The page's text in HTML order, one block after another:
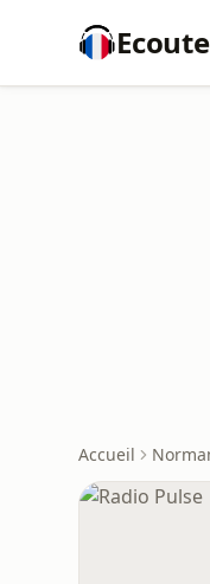
Accueil